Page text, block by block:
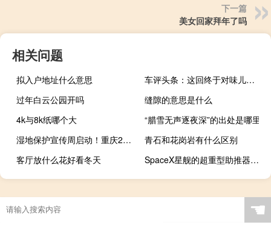
下一篇
美女回家拜年了吗
相关问题
拟入户地址什么意思
车评头条：这回终于对味儿了！ 试驾体验奇瑞艾瑞泽GX
过年白云公园开吗
缝隙的意思是什么
4k与8k纸哪个大
“腊雪无声逐夜深”的出处是哪里
湿地保护宣传周启动！重庆22个国家湿地公园邀你一同守护！ 到底什么情况嘞
青石和花岗岩有什么区别
客厅放什么花好看冬天
SpaceX星舰的超重型助推器在飞行过程中成功点燃星舰在与助推器分离后继续飞行路径
☚